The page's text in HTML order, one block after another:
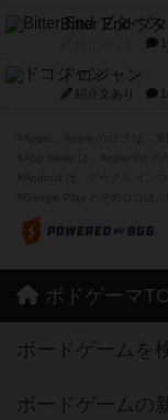
Bitter End ブ
ドコジャン
紹介文あり
ボドゲーマ
ボードゲームを
ボードゲームの